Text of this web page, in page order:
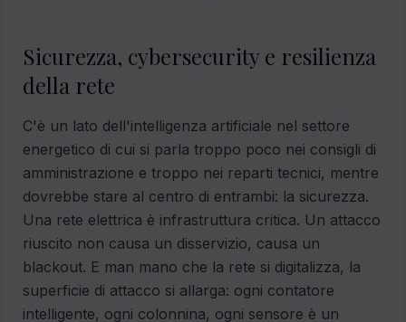
Sicurezza, cybersecurity e resilienza
della rete
C'è un lato dell'intelligenza artificiale nel settore
energetico di cui si parla troppo poco nei consigli di
amministrazione e troppo nei reparti tecnici, mentre
dovrebbe stare al centro di entrambi: la sicurezza.
Una rete elettrica è infrastruttura critica. Un attacco
riuscito non causa un disservizio, causa un
blackout. E man mano che la rete si digitalizza, la
superficie di attacco si allarga: ogni contatore
intelligente, ogni colonnina, ogni sensore è un